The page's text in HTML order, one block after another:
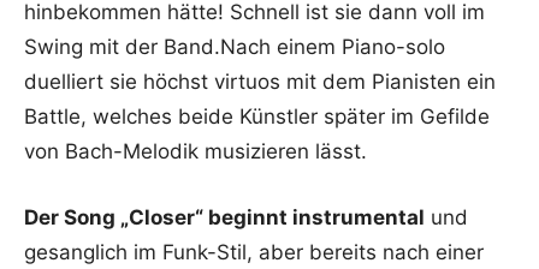
hinbekommen hätte! Schnell ist sie dann voll im
Swing mit der Band.Nach einem Piano-solo
duelliert sie höchst virtuos mit dem Pianisten ein
Battle, welches beide Künstler später im Gefilde
von Bach-Melodik musizieren lässt.
Der Song „Closer“ beginnt instrumental und
gesanglich im Funk-Stil, aber bereits nach einer